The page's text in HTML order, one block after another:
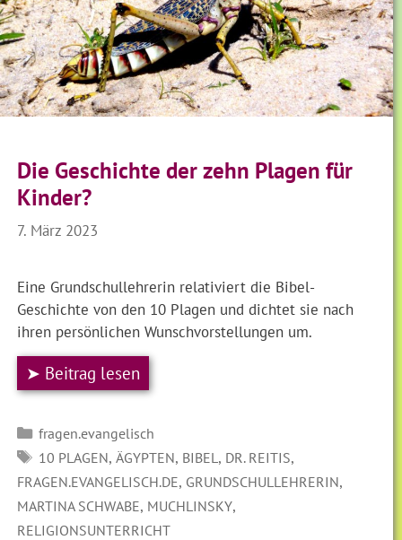
Die Geschichte der zehn Plagen für
Kinder?
7. März 2023
Eine Grundschullehrerin relativiert die Bibel-
Geschichte von den 10 Plagen und dichtet sie nach
ihren persönlichen Wunschvorstellungen um.
➤ Beitrag lesen
Kategorien
fragen.evangelisch
SCHLAGWÖRTER
10 PLAGEN, ÄGYPTEN, BIBEL , DR. REITIS,
FRAGEN.EVANGELISCH.DE, GRUNDSCHULLEHRERIN,
MARTINA SCHWABE, MUCHLINSKY,
RELIGIONSUNTERRICHT